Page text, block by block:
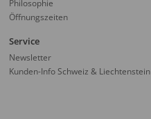
Philosophie
Öffnungszeiten
Service
Newsletter
Kunden-Info Schweiz & Liechtenstein